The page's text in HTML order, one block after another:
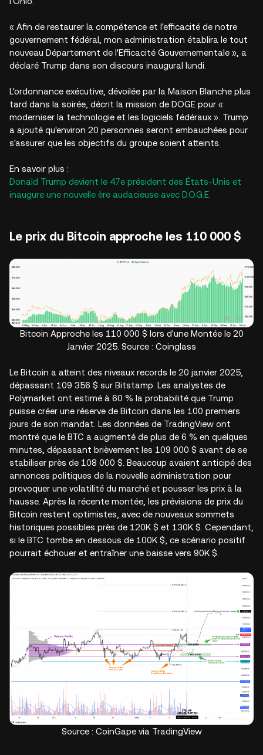
« Afin de restaurer la compétence et l'efficacité de notre
gouvernement fédéral, mon administration établira le tout
nouveau Département de l'Efficacité Gouvernementale », a
déclaré Trump dans son discours inaugural lundi.
L'ordonnance exécutive, dévoilée par la Maison Blanche plus
tard dans la soirée, décrit la mission de DOGE pour «
moderniser la technologie et les logiciels fédéraux ». Trump
a ajouté qu'environ 20 personnes seront embauchées pour
s'assurer que les objectifs du groupe soient atteints.
En savoir plus :
Donald Trump devient le 47e président des États-Unis et
inaugure une nouvelle ère audacieuse avec D.O.G.E.
Le prix du Bitcoin approche les 110 000 $
Bitcoin Approche les 110 000 $ lors d'une Montée le 20
Janvier 2025. Source : Coinglass
Le Bitcoin a atteint des niveaux records le 20 janvier 2025,
dépassant 109 356 $ sur Bitstamp. Les analystes de
Polymarket ont estimé à 60 % la probabilité que Trump
puisse créer une réserve de Bitcoin dans les 100 premiers
jours de son mandat. Les données de TradingView ont
montré que le BTC a augmenté de plus de 6 % en quelques
minutes, dépassant brièvement les 109 000 $ avant de se
stabiliser près de 108 000 $. Beaucoup avaient anticipé des
annonces politiques de la nouvelle administration pour
provoquer une volatilité du marché et pousser les prix à la
hausse. Après la récente montée, les prévisions de prix du
Bitcoin restent optimistes, avec de nouveaux sommets
historiques possibles près de 120K $ et 130K $. Cependant,
si le BTC tombe en dessous de 100K $, ce scénario positif
pourrait échouer et entraîner une baisse vers 90K $.
Source : CoinGape via TradingView